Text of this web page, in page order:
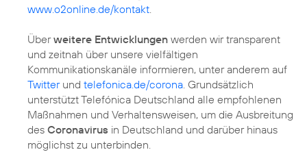
www.o2online.de/kontakt
Überweitere Entwicklungen werden wir transparent
und zeitnah über unsere vielfältigen
Kommunikationskanäle informieren, unter anderem auf
Twitterund telefonica.de/corona . Grundsätzlich
unterstützt Telefónica Deutschland alle empfohlenen
Maßnahmen und Verhaltensweisen, um die Ausbreitung
des Coronavirus in Deutschland und darüber hinaus
möglichst zu unterbinden.